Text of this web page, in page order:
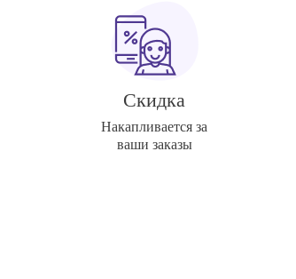
Скидка
Накапливается за
ваши заказы